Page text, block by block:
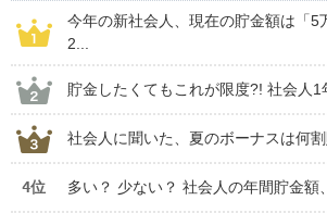
今年の新社会人、現在の貯金額は「5
2...
貯金したくてもこれが限度?! 社会人1
社会人に聞いた、夏のボーナスは何
4位 多い？ 少ない？ 社会人の年間貯金額